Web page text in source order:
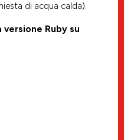
di acqua calda).
Ruby su